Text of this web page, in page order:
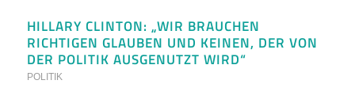
HILLARY CLINTON: „WIR BRAUCHEN
RICHTIGEN GLAUBEN UND KEINEN, DER VON
DER POLITIK AUSGENUTZT WIRD“
POLITIK